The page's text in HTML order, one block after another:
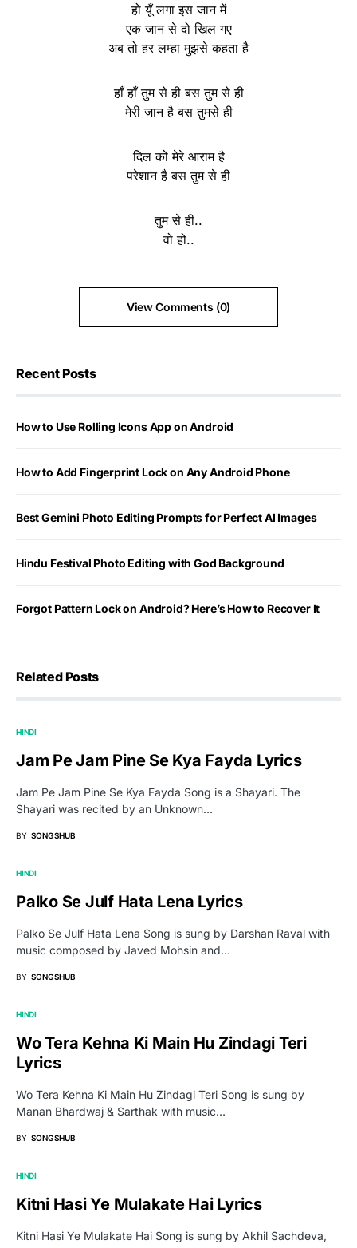
हो यूँ लगा इस जान में
एक जान से दो खिल गए
अब तो हर लम्हा मुझसे कहता है
हाँ हाँ तुम से ही बस तुम से ही
मेरी जान है बस तुमसे ही
दिल को मेरे आराम है
परेशान है बस तुम से ही
तुम से ही..
वो हो..
View Comments (0)
Recent Posts
How to Use Rolling Icons App on Android
How to Add Fingerprint Lock on Any Android Phone
Best Gemini Photo Editing Prompts for Perfect AI Images
Hindu Festival Photo Editing with God Background
Forgot Pattern Lock on Android? Here’s How to Recover It
Related Posts
HINDI
Jam Pe Jam Pine Se Kya Fayda Lyrics
Jam Pe Jam Pine Se Kya Fayda Song is a Shayari. The
Shayari was recited by an Unknown…
BY SONGSHUB
HINDI
Palko Se Julf Hata Lena Lyrics
Palko Se Julf Hata Lena Song is sung by Darshan Raval with
music composed by Javed Mohsin and…
BY SONGSHUB
HINDI
Wo Tera Kehna Ki Main Hu Zindagi Teri
Lyrics
Wo Tera Kehna Ki Main Hu Zindagi Teri Song is sung by
Manan Bhardwaj & Sarthak with music…
BY SONGSHUB
HINDI
Kitni Hasi Ye Mulakate Hai Lyrics
Kitni Hasi Ye Mulakate Hai Song is sung by Akhil Sachdeva,